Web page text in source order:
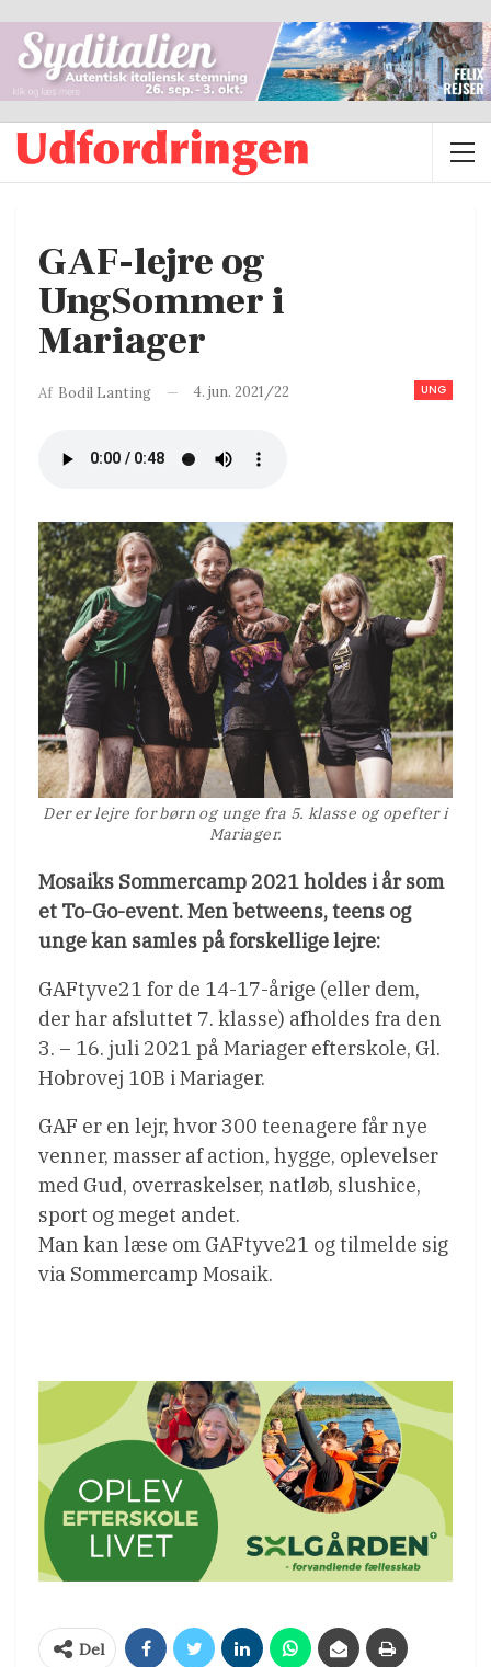
GAF-lejre og
UngSommer i
Mariager
UNG
Af Bodil Lanting 4. jun. 2021/22
Der er lejre for børn og unge fra 5. klasse og opefter i
Mariager.
Mosaiks Sommercamp 2021 holdes i år som
et To-Go-event. Men betweens, teens og
unge kan samles på forskellige lejre:
GAFtyve21 for de 14-17-årige (eller dem,
der har afsluttet 7. klasse) afholdes fra den
3. – 16. juli 2021 på Mariager efterskole, Gl.
Hobrovej 10B i Mariager.
GAF er en lejr, hvor 300 teenagere får nye
venner, masser af action, hygge, oplevelser
med Gud, overraskelser, natløb, slushice,
sport og meget andet.
Man kan læse om GAFtyve21 og tilmelde sig
via Sommercamp Mosaik.
Del